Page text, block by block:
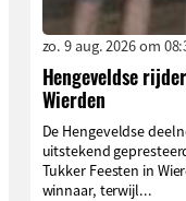
zo. 9 aug. 2026 om
Hengeveldse
Wierden
De Hengeveldse
uitstekend
Tukker Feesten in
winnaar, terwijl...